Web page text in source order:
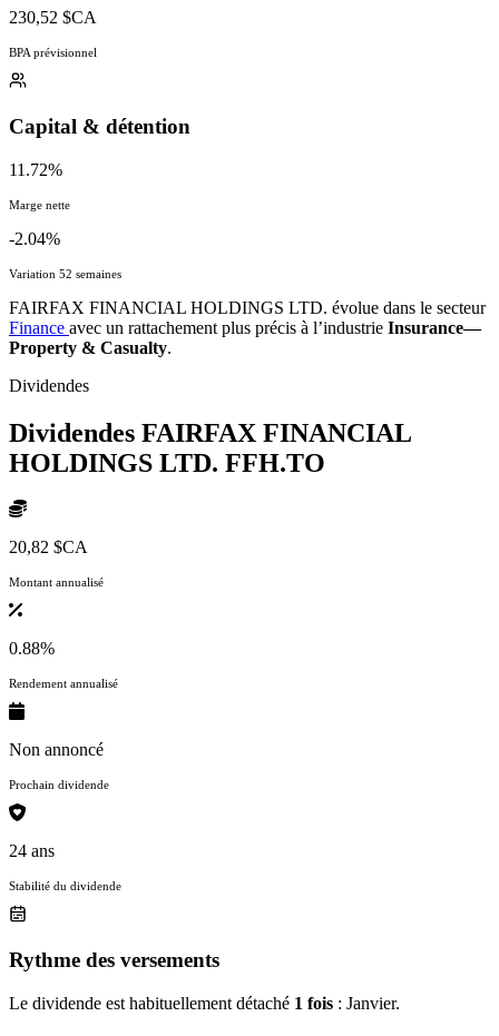
230,52 $CA
BPA prévisionnel
Capital & détention
11.72%
Marge nette
-2.04%
Variation 52 semaines
FAIRFAX FINANCIAL HOLDINGS LTD. évolue dans le secteur
Finance avec un rattachement plus précis à l’industrie Insurance—
Property & Casualty.
Dividendes
Dividendes FAIRFAX FINANCIAL
HOLDINGS LTD. FFH.TO
20,82 $CA
Montant annualisé
0.88%
Rendement annualisé
Non annoncé
Prochain dividende
24 ans
Stabilité du dividende
Rythme des versements
Le dividende est habituellement détaché 1 fois : Janvier.